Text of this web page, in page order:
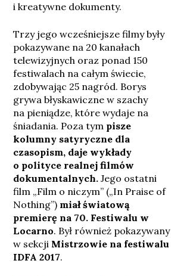
i kreatywne dokumenty.
Trzy jego wcześniejsze filmy były
pokazywane na 20 kanałach
telewizyjnych oraz ponad 150
festiwalach na całym świecie,
zdobywając 25 nagród. Borys
grywa błyskawiczne w szachy
na pieniądze, które wydaje na
śniadania. Poza tym pisze
kolumny satyryczne dla
czasopism, daje wykłady
o polityce realnej filmów
dokumentalnych.Jego ostatni
film „Film o niczym” („In Praise of
Nothing”) miał światową
premierę na 70. Festiwalu w
Locarno. Był również pokazywany
w sekcji Mistrzowie na festiwalu
IDFA 2017.